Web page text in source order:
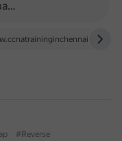
#Reverse